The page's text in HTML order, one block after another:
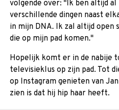
volgende over: "Ik ben altijd al
verschillende dingen naast
in mijn DNA. Ik zal altijd open
die op mijn pad komen."
Hopelijk komt er in de nabije
televisieklus op zijn pad. Tot
op Instagram genieten van
zien is dat hij hip haar heeft.